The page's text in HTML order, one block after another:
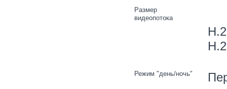
Размер
видеопотока
Режим "день/ночь"